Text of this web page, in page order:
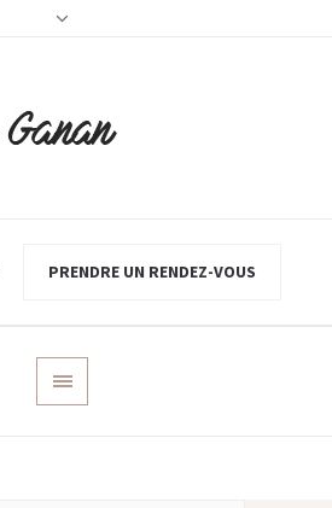
PRENDRE UN RENDEZ-VOUS